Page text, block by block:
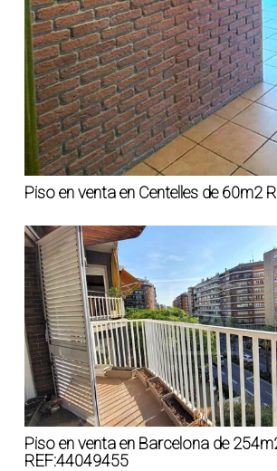
Piso en venta en Centelles de 60m2
Piso en venta en Barcelona de
REF:44049455